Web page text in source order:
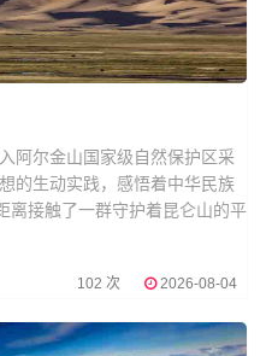
阿尔金山国家级自然保护区采
的生动实践，感悟着中华民族
离接触了一群守护着昆仑山的平
102 次 2026-08-04